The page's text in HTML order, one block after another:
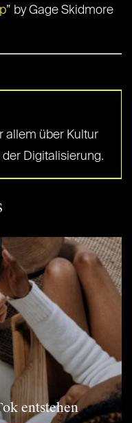
” by Gage Skidmore
allem über Kultur
Digitalisierung.
entstehen